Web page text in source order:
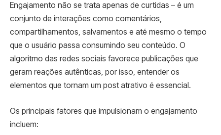
Engajamento não se trata apenas de curtidas – é um
conjunto de interações como comentários,
compartilhamentos, salvamentos e até mesmo o tempo
que o usuário passa consumindo seu conteúdo. O
algoritmo das redes sociais favorece publicações que
geram reações autênticas, por isso, entender os
elementos que tornam um post atrativo é essencial.
Os principais fatores que impulsionam o engajamento
incluem: